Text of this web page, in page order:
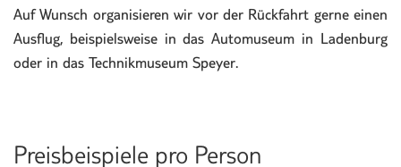
Auf Wunsch organisieren wir vor der Rückfahrt gerne einen
Ausflug, beispielsweise in das Automuseum in Ladenburg
oder in das Technikmuseum Speyer.
Preisbeispiele pro Person